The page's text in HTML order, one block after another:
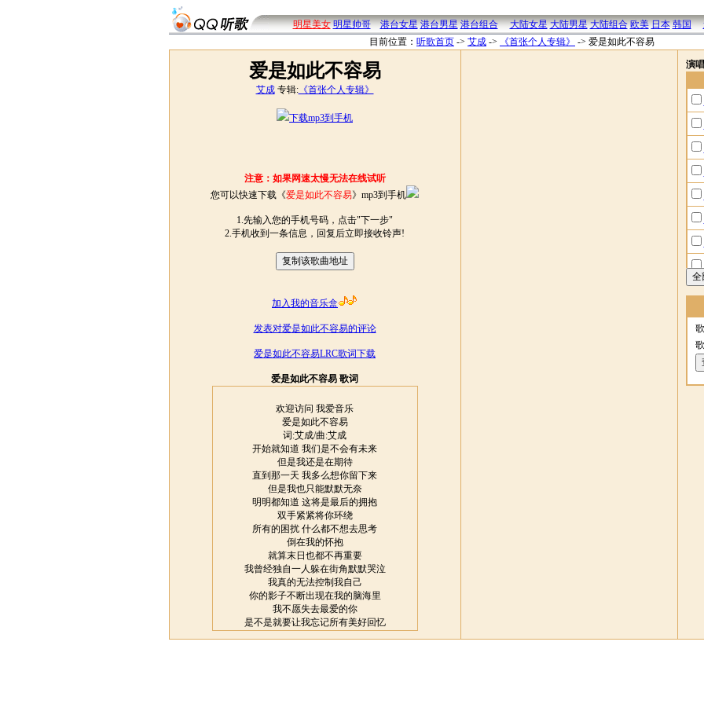
明星美女 明星帅哥 港台女星 港台男星 港台组合 大陆女星 大陆男星 大陆组合 欧美 日本 韩国
目前位置： 听歌首页 -> 艾成 -> 《首张个人专辑》 -> 爱是如此不容易
爱是如此不容易
艾成专辑:《首张个人专辑》
下载mp3到手机
注意：如果网速太慢无法在线试听
您可以快速下载《爱是如此不容易》mp3到手机
1.先输入您的手机号码，点击"下一步"
2.手机收到一条信息，回复后立即接收铃声!
加入我的音乐盒
发表对爱是如此不容易的评论
爱是如此不容易LRC歌词下载
爱是如此不容易 歌词
欢迎访问 我爱音乐
爱是如此不容易
词:艾成/曲:艾成
开始就知道 我们是不会有未来
但是我还是在期待
直到那一天 我多么想你留下来
但是我也只能默默无奈
明明都知道 这将是最后的拥抱
双手紧紧将你环绕
所有的困扰 什么都不想去思考
倒在我的怀抱
就算末日也都不再重要
我曾经独自一人躲在街角默默哭泣
我真的无法控制我自己
你的影子不断出现在我的脑海里
我不愿失去最爱的你
是不是就要让我忘记所有美好回忆
演